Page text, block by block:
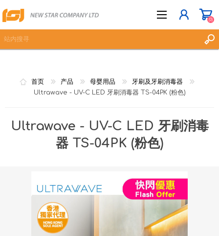
立即登记
(0)
首页 产品 母婴用品
牙刷及牙刷消毒器
Ultrawave - UV-C LED 牙刷消毒器 TS-04PK (粉色)
Ultrawave - UV-C LED 牙刷消毒
器 TS-04PK (粉色)